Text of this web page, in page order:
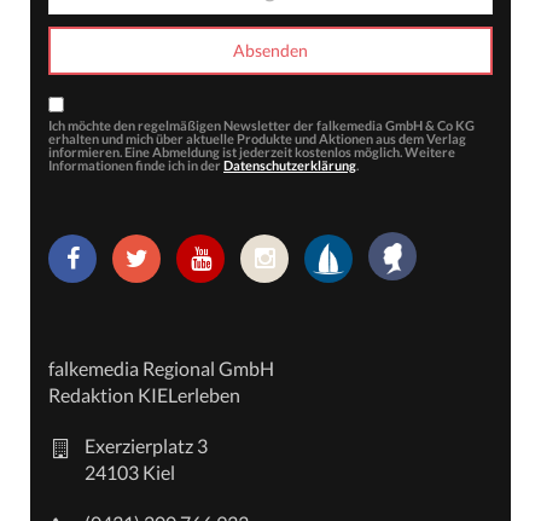
Ich möchte den regelmäßigen Newsletter der falkemedia GmbH & Co KG
erhalten und mich über aktuelle Produkte und Aktionen aus dem Verlag
informieren. Eine Abmeldung ist jederzeit kostenlos möglich. Weitere
Informationen finde ich in der Datenschutzerklärung.
falkemedia Regional GmbH
Redaktion KIELerleben
Exerzierplatz 3
24103 Kiel